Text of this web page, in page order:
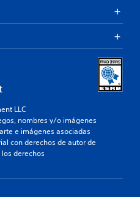
LLC
nombres y/o imágenes
e imágenes asociadas
con derechos de autor de
derechos